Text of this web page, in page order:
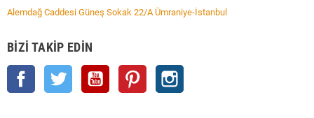
Alemdağ Caddesi Güneş Sokak 22/A Ümraniye-İstanbul
BIZI TAKIP EDIN
Facebook Twitter YouTube Pinterest